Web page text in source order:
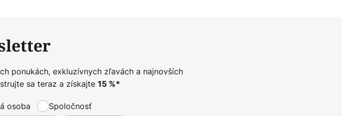
ponukách, exkluzívnych zľavách a najnovších
sa teraz a získajte 15%*
osoba Spoločnosť